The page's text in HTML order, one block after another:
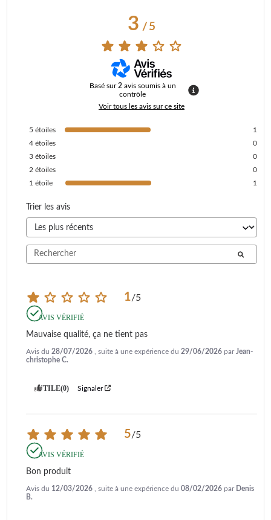
3/ 5
Basé sur2 avis soumis à un
contrôle
Voir tous les avis sur ce site
5 étoiles
1
4 étoiles
0
3 étoiles
0
2 étoiles
0
1 étoile 1
Trier les avis
1/5
AVIS VÉRIFIÉ
Mauvaise qualité, ça ne tient pas
Avis du 28/07/2026 , suite à une expérience du 29/06/2026 parJean-
christophe C.
UTILE(0) Signaler
5/5
AVIS VÉRIFIÉ
Bon produit
Avis du 12/03/2026 , suite à une expérience du 08/02/2026 par Denis
B.